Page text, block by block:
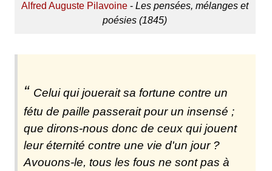
Alfred Auguste Pilavoine -Les pensées, mélanges et
poésies (1845)
Celui qui jouerait sa fortune contre un
fétu de paille passerait pour un insensé ;
que dirons-nous donc de ceux qui jouent
leur éternité contre une vie d'un jour ?
Avouons-le, tous les fous ne sont pas à